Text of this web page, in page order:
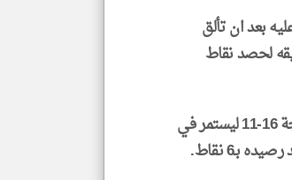
بعد ان تألق
لحصد نقاط
وكانت سيطرة الصليبخات واضحة إذ أنهى الشوط الأول متفوقا بالنتيجة 16-11 ليستمر في